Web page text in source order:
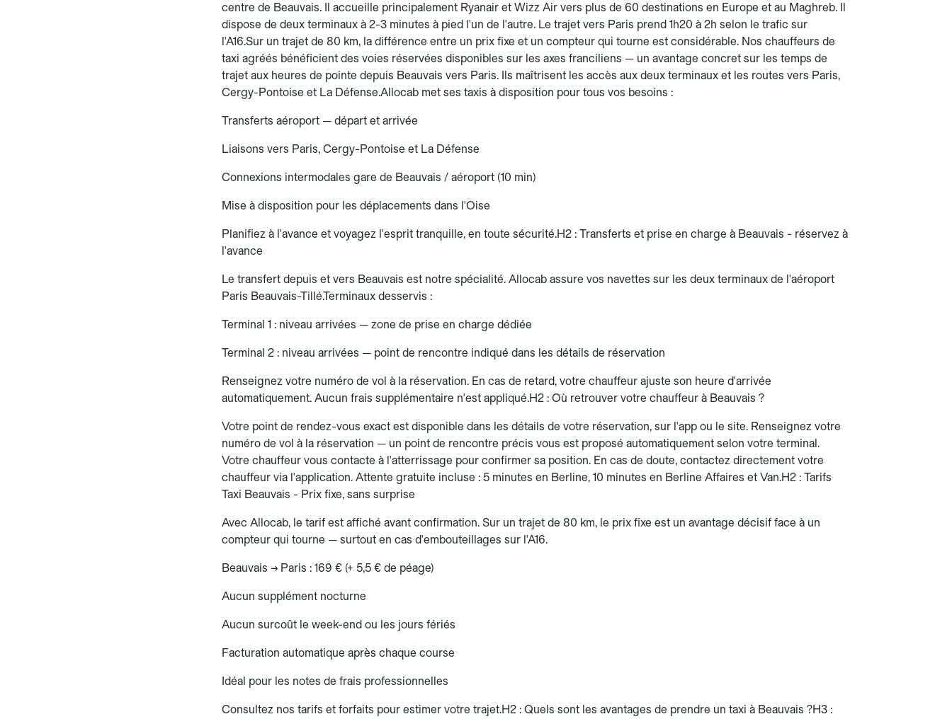
centre de Beauvais. Il accueille principalement Ryanair et Wizz Air vers plus de 60 destinations en Europe et au Maghreb. Il
dispose de deux terminaux à 2-3 minutes à pied l'un de l'autre. Le trajet vers Paris prend 1h20 à 2h selon le trafic sur
l'A16.Sur un trajet de 80 km, la différence entre un prix fixe et un compteur qui tourne est considérable. Nos chauffeurs de
taxi agréés bénéficient des voies réservées disponibles sur les axes franciliens — un avantage concret sur les temps de
trajet aux heures de pointe depuis Beauvais vers Paris. Ils maîtrisent les accès aux deux terminaux et les routes vers Paris,
Cergy-Pontoise et La Défense.Allocab met ses taxis à disposition pour tous vos besoins :
Transferts aéroport — départ et arrivée
Liaisons vers Paris, Cergy-Pontoise et La Défense
Connexions intermodales gare de Beauvais / aéroport (10 min)
Mise à disposition pour les déplacements dans l'Oise
Planifiez à l'avance et voyagez l'esprit tranquille, en toute sécurité.H2 : Transferts et prise en charge à Beauvais - réservez à
l'avance
Le transfert depuis et vers Beauvais est notre spécialité. Allocab assure vos navettes sur les deux terminaux de l'aéroport
Paris Beauvais-Tillé.Terminaux desservis :
Terminal 1 : niveau arrivées — zone de prise en charge dédiée
Terminal 2 : niveau arrivées — point de rencontre indiqué dans les détails de réservation
Renseignez votre numéro de vol à la réservation. En cas de retard, votre chauffeur ajuste son heure d'arrivée
automatiquement. Aucun frais supplémentaire n'est appliqué.H2 : Où retrouver votre chauffeur à Beauvais ?
Votre point de rendez-vous exact est disponible dans les détails de votre réservation, sur l'app ou le site. Renseignez votre
numéro de vol à la réservation — un point de rencontre précis vous est proposé automatiquement selon votre terminal.
Votre chauffeur vous contacte à l'atterrissage pour confirmer sa position. En cas de doute, contactez directement votre
chauffeur via l'application. Attente gratuite incluse : 5 minutes en Berline, 10 minutes en Berline Affaires et Van.H2 : Tarifs
Taxi Beauvais - Prix fixe, sans surprise
Avec Allocab, le tarif est affiché avant confirmation. Sur un trajet de 80 km, le prix fixe est un avantage décisif face à un
compteur qui tourne — surtout en cas d'embouteillages sur l'A16.
Beauvais → Paris : 169 € (+ 5,5 € de péage)
Aucun supplément nocturne
Aucun surcoût le week-end ou les jours fériés
Facturation automatique après chaque course
Idéal pour les notes de frais professionnelles
Consultez nos tarifs et forfaits pour estimer votre trajet.H2 : Quels sont les avantages de prendre un taxi à Beauvais ?H3 :